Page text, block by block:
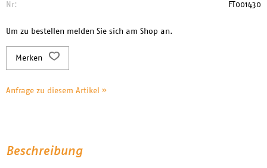
Nr: FT001430
Um zu bestellen melden Sie sich am Shop an.
Merken
Anfrage zu diesem Artikel »
Beschreibung